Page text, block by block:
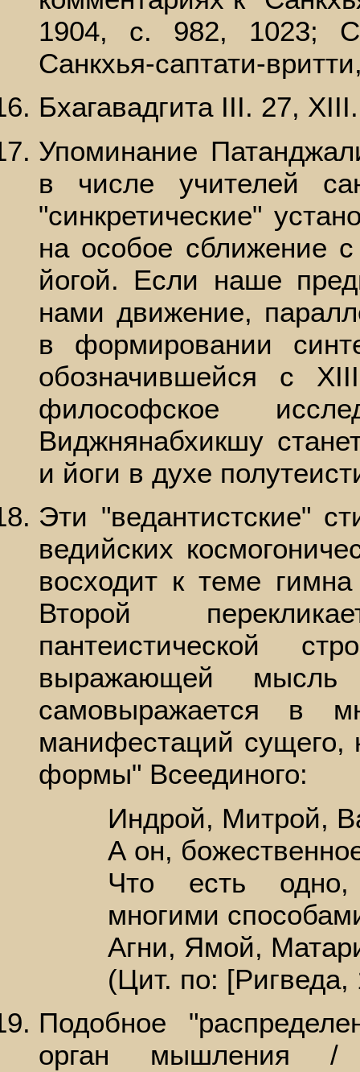
1904, с. 982, 1023;
Санкхья-саптати-
Бхагавадгита III. 27,
Упоминание
в числе учителей
"синкретические"
на особое сближение с
йогой. Если наше
нами движение,
в формировании
обозначившейся с
философское
Виджнянабхикшу
и йоги в духе
Эти "ведантистские"
ведийских
восходит к теме
Второй
пантеистической
выражающей
самовыражается в
манифестаций сущего,
формы" Всеединого:
Индрой, Митрой,
А он,
Что есть одно,
многими
Агни, Ямой,
(Цит. по: [Ригведа,
Подобное
орган мышления